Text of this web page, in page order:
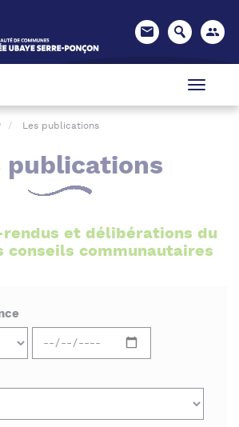
Les publications
publications
et délibérations du
conseils communautaires
cookies